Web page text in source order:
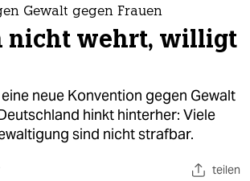
Gewalt gegen Frauen
nicht wehrt, willigt
neue Konvention gegen Gewalt
hinkt hinterher: Viele
sind nicht strafbar.
teilen